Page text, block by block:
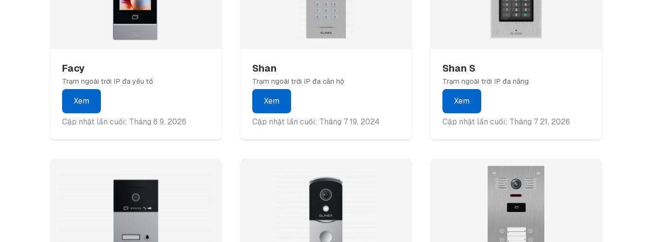
Facy
Trạm ngoài trời IP đa yếu tố
Xem
Cập nhật lần cuối: Tháng 6 9, 2026
Shan
Trạm ngoài trời IP đa căn hộ
Xem
Cập nhật lần cuối: Tháng 7 19, 2024
Shan S
Trạm ngoài trời IP đa năng
Xem
Cập nhật lần cuối: Tháng 7 21, 2026
Help us understand how visitors use our website. All data is